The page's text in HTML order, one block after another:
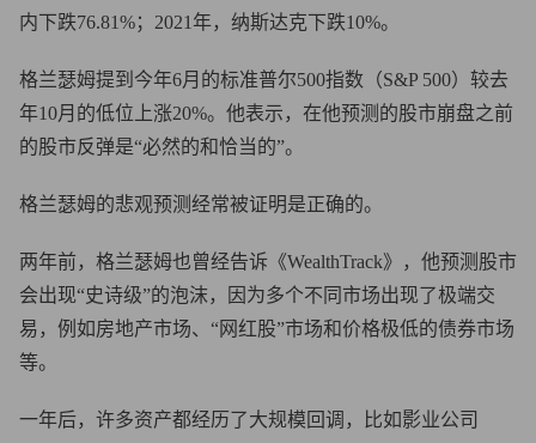
内下跌76.81%；2021年，纳斯达克下跌10%。
格兰瑟姆提到今年6月的标准普尔500指数（S&P 500）较去
年10月的低位上涨20%。他表示，在他预测的股市崩盘之前
的股市反弹是“必然的和恰当的”。
格兰瑟姆的悲观预测经常被证明是正确的。
两年前，格兰瑟姆也曾经告诉《WealthTrack》，他预测股市
会出现“史诗级”的泡沫，因为多个不同市场出现了极端交
易，例如房地产市场、“网红股”市场和价格极低的债券市场
等。
一年后，许多资产都经历了大规模回调，比如影业公司